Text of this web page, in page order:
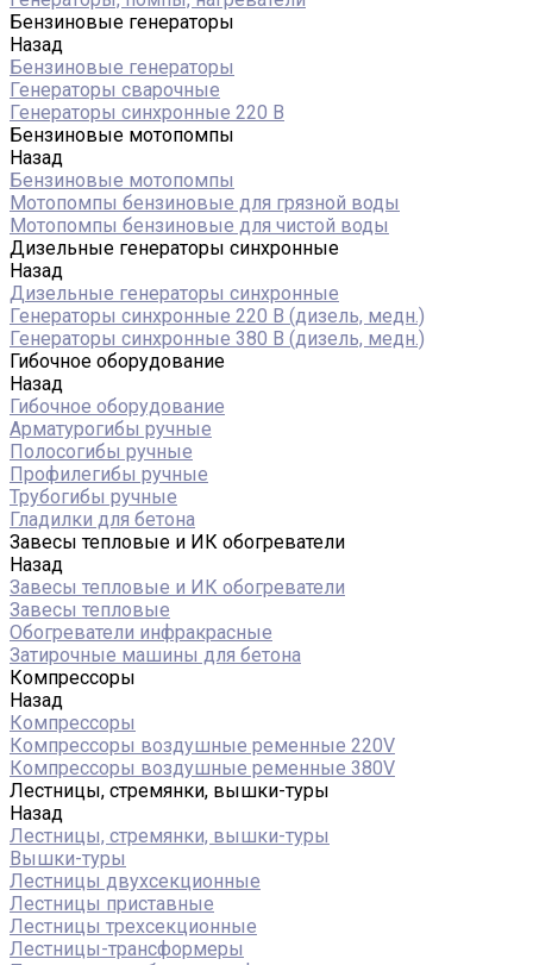
Бензиновые генераторы
Назад
Бензиновые генераторы
Генераторы сварочные
Генераторы синхронные 220 В
Бензиновые мотопомпы
Назад
Бензиновые мотопомпы
Мотопомпы бензиновые для грязной воды
Мотопомпы бензиновые для чистой воды
Дизельные генераторы синхронные
Назад
Дизельные генераторы синхронные
Генераторы синхронные 220 В (дизель, медн.)
Генераторы синхронные 380 В (дизель, медн.)
Гибочное оборудование
Назад
Гибочное оборудование
Арматурогибы ручные
Полосогибы ручные
Профилегибы ручные
Трубогибы ручные
Гладилки для бетона
Завесы тепловые и ИК обогреватели
Назад
Завесы тепловые и ИК обогреватели
Завесы тепловые
Обогреватели инфракрасные
Затирочные машины для бетона
Компрессоры
Назад
Компрессоры
Компрессоры воздушные ременные 220V
Компрессоры воздушные ременные 380V
Лестницы, стремянки, вышки-туры
Назад
Лестницы, стремянки, вышки-туры
Вышки-туры
Лестницы двухсекционные
Лестницы приставные
Лестницы трехсекционные
Лестницы-трансформеры